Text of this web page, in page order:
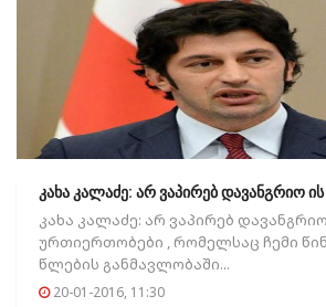
კახა კალაძე: არ ვაპირებ დავანგრიო
კახა კალაძე: არ ვაპირებ
ურთიერთობები , რომელსაც ჩემი
წლების განმავლობაში...
20-01-2016, 11:30